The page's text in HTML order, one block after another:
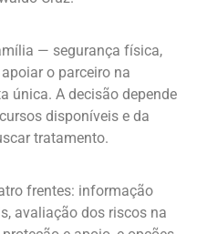
— segurança física,
o parceiro na
única. A decisão depende
disponíveis e da
tratamento.
frentes: informação
avaliação dos riscos na